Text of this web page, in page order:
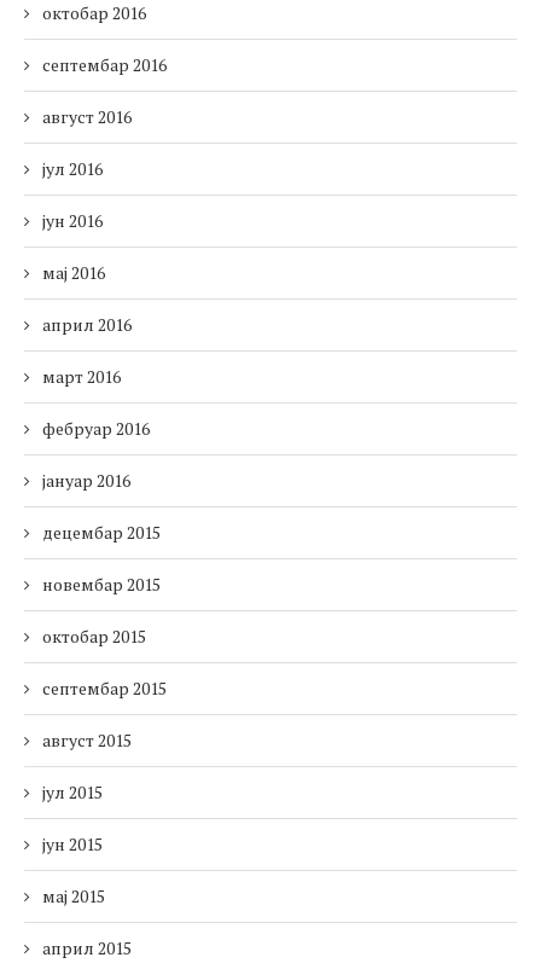
октобар 2016
септембар 2016
август 2016
јул 2016
јун 2016
мај 2016
април 2016
март 2016
фебруар 2016
јануар 2016
децембар 2015
новембар 2015
октобар 2015
септембар 2015
август 2015
јул 2015
јун 2015
мај 2015
април 2015